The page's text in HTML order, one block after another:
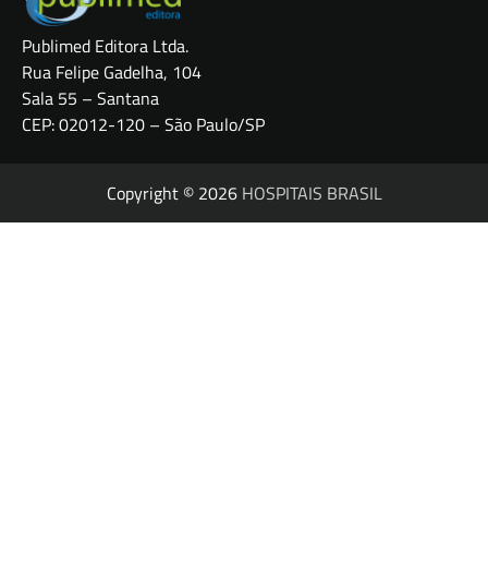
Publimed Editora Ltda.
Rua Felipe Gadelha, 104
Sala 55 – Santana
CEP: 02012-120 – São Paulo/SP
Copyright © 2026 HOSPITAIS BRASIL